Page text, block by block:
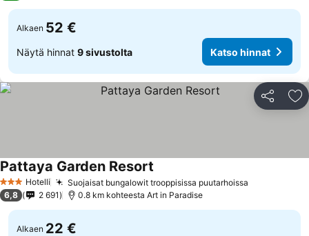
Alkaen 52 €
Näytä hinnat 9 sivustolta Katso hinnat
Jaa
3 Tähtiluokitus
Hotelli Suojaisat bungalowit trooppisissa puutarhoissa
Pattaya Garden Resort
6,8 2 691 0.8 km kohteesta Art in Paradise
Alkaen 22 €